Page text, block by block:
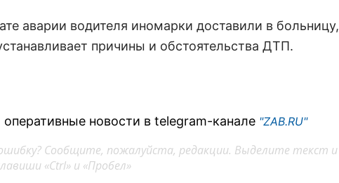
аварии водителя иномарки доставили в больницу,
причины и обстоятельства ДТП.
новости в telegram-канале "ZAB.RU"
Сообщите, пожалуйста, редакции. Выделите текст и
«Ctrl» и «Пробел»